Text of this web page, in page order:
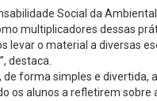
Social da
multiplicadores dessas
levar o material a diversas
destaca.
de forma simples e
os alunos a refletirem